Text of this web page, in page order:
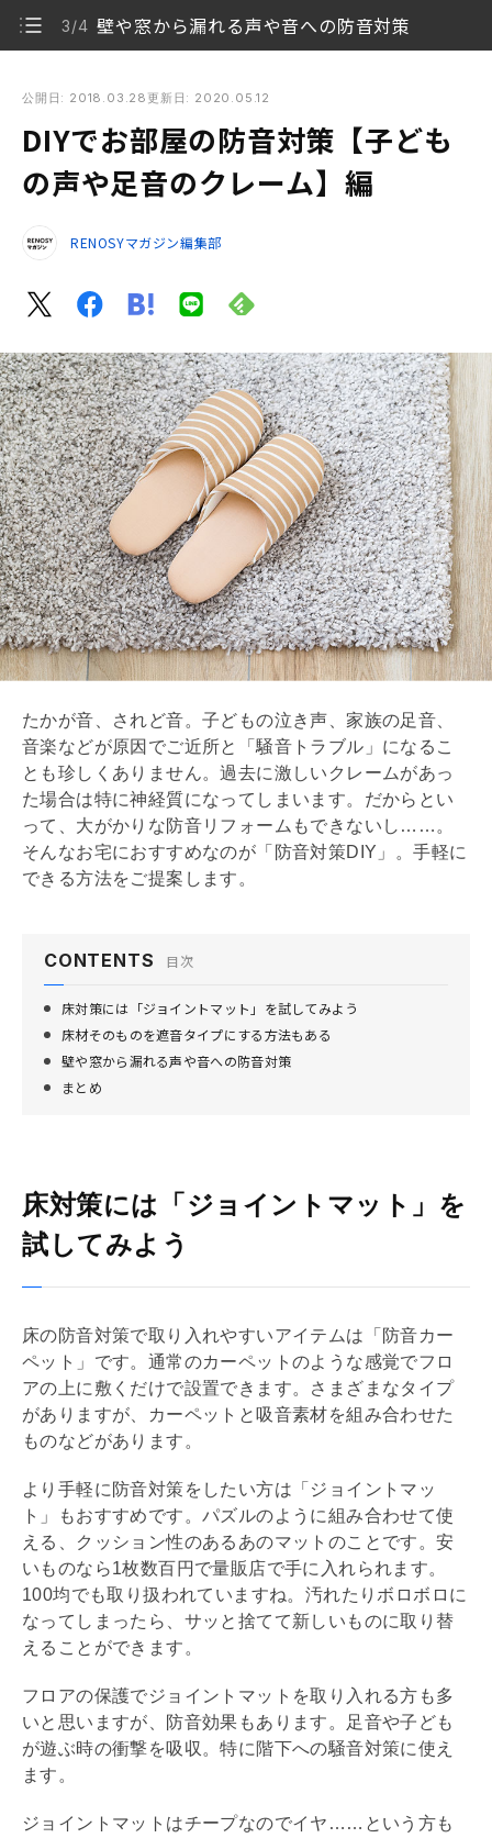
3/4 壁や窓から漏れる声や音への防音対策
1/4 床対策には「ジョイントマット」を試してみよう
2/4 床材そのものを遮音タイプにする方法もある
3/4 壁や窓から漏れる声や音への防音対策
4/4 まとめ
公開日: 2018.03.28 更新日: 2020.05.12
DIYでお部屋の防音対策【子ども
の声や足音のクレーム】編
RENOSYマガジン編集部
たかが音、されど音。子どもの泣き声、家族の足音、
音楽などが原因でご近所と「騒音トラブル」になるこ
とも珍しくありません。過去に激しいクレームがあっ
た場合は特に神経質になってしまいます。だからとい
って、大がかりな防音リフォーム もできないし……。
そんなお宅におすすめなのが「防音対策DIY」。手軽に
できる方法をご提案します。
CONTENTS 目次
床対策には「ジョイントマット」を試してみよう
床材そのものを遮音タイプにする方法もある
壁や窓から漏れる声や音への防音対策
まとめ
床対策には「ジョイントマット」を
試してみよう
床の防音対策で取り入れやすいアイテムは「防音カー
ペット」です。通常のカーペットのような感覚でフロ
アの上に敷くだけで設置できます。さまざまなタイプ
がありますが、カーペットと吸音素材を組み合わせた
ものなどがあります。
より手軽に防音対策をしたい方は「ジョイントマッ
ト」もおすすめです。パズルのように組み合わせて使
える、クッション性のあるあのマットのことです。安
いものなら1枚数百円で量販店で手に入れられます。
100均でも取り扱われていますね。汚れたりボロボロに
なってしまったら、サッと捨てて新しいものに取り替
えることができます。
フロアの保護でジョイントマットを取り入れる方も多
いと思いますが、防音効果もあります。足音や子ども
が遊ぶ時の衝撃を吸収。特に階下への騒音対策に使え
ます。
ジョイントマットはチープなのでイヤ……という方も